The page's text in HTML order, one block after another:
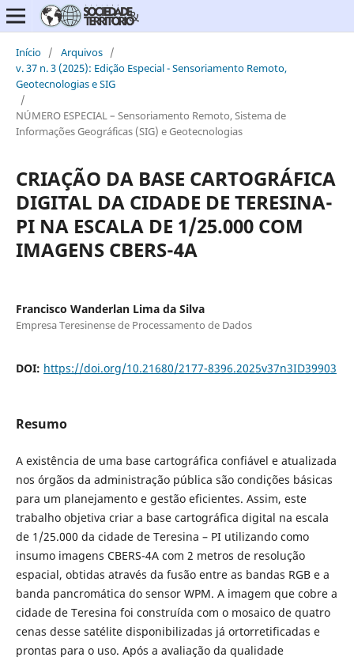
Início / Arquivos /
v. 37 n. 3 (2025): Edição Especial - Sensoriamento Remoto,
Geotecnologias e SIG
/
NÚMERO ESPECIAL – Sensoriamento Remoto, Sistema de
Informações Geográficas (SIG) e Geotecnologias
CRIAÇÃO DA BASE CARTOGRÁFICA
DIGITAL DA CIDADE DE TERESINA-
PI NA ESCALA DE 1/25.000 COM
IMAGENS CBERS-4A
Francisco Wanderlan Lima da Silva
Empresa Teresinense de Processamento de Dados
DOI: https://doi.org/10.21680/2177-8396.2025v37n3ID39903
Resumo
A existência de uma base cartográfica confiável e atualizada
nos órgãos da administração pública são condições básicas
para um planejamento e gestão eficientes. Assim, este
trabalho objetiva criar a base cartográfica digital na escala
de 1/25.000 da cidade de Teresina – PI utilizando como
insumo imagens CBERS-4A com 2 metros de resolução
espacial, obtidas através da fusão entre as bandas RGB e a
banda pancromática do sensor WPM. A imagem que cobre a
cidade de Teresina foi construída com o mosaico de quatro
cenas desse satélite disponibilizadas já ortorretificadas e
prontas para o uso. Após a avaliação da qualidade